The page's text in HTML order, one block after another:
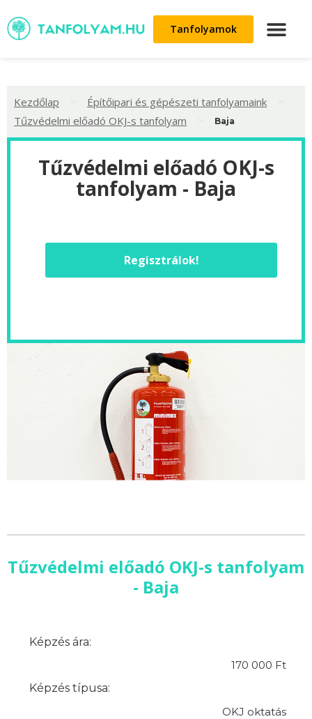
Tanfolyamok
Kezdőlap Építőipari és gépészeti tanfolyamaink
Tűzvédelmi előadó OKJ-s tanfolyam Baja
Tűzvédelmi előadó OKJ-s
tanfolyam - Baja
Regisztrálok!
Tűzvédelmi előadó OKJ-s tanfolyam
- Baja
Képzés ára:
170 000 Ft
Képzés típusa:
OKJ oktatás